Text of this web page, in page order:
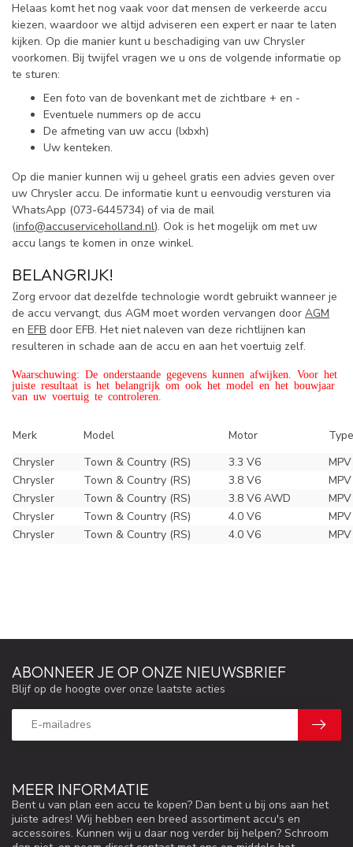
Helaas komt het nog vaak voor dat mensen de verkeerde accu
kiezen, waardoor we altijd adviseren een expert er naar te laten
kijken. Op die manier kunt u beschadiging van uw Chrysler
voorkomen. Bij twijfel vragen we u ons de volgende informatie op
te sturen:
Een foto van de bovenkant met de zichtbare + en -
Eventuele nummers op de accu
De afmeting van uw accu (lxbxh)
Uw kenteken.
Op die manier kunnen wij u geheel gratis een advies geven over
uw Chrysler accu. De informatie kunt u eenvoudig versturen via
WhatsApp (073-6445734) of via de mail
(info@accuserviceholland.nl). Ook is het mogelijk om met uw
accu langs te komen in onze winkel.
BELANGRIJK!
Zorg ervoor dat dezelfde technologie wordt gebruikt wanneer je
de accu vervangt, dus AGM moet worden vervangen door AGM
en EFB door EFB. Het niet naleven van deze richtlijnen kan
resulteren in schade aan de accu en aan het voertuig zelf.
Waarschuwing: De onderstaande gegevens kunnen afwijken. Voor het
juiste resultaat is het belangrijk om ook het model en het bouwjaar
van uw voertuig te controleren.
Merk Model Motor
Type
Chrysler
Town & Country (RS) 3.3 V6
Chrysler
Town & Country (RS) 3.8 V6
MPV
Chrysler
Town & Country (RS) 3.8 V6 AWD
Chrysler
Town & Country (RS) 4.0 V6
MPV
Chrysler
Town & Country (RS) 4.0 V6 MPV
MEER INFORMATIE
Bent u van plan een accu te kopen? Dan bent u bij ons aan het
juiste adres! Wij hebben een breed assortiment accu's en
accessoires. Kunnen wij u daar nog verder bij helpen? Schroom
ABONNEER JE OP ONZE NIEUWSBRIEF
Blijf op de hoogte over onze laatste acties